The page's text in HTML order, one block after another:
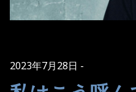
2023年7月28日